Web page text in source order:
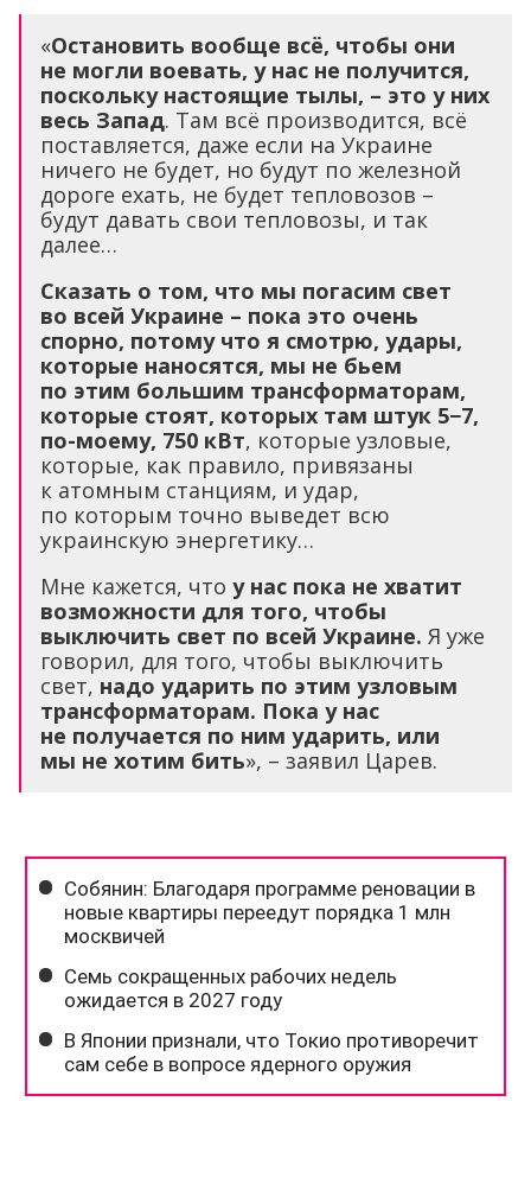
«Остановить вообще всё, чтобы они
не могли воевать, у нас не получится,
поскольку настоящие тылы, – это у них
весь Запад. Там всё производится, всё
поставляется, даже если на Украине
ничего не будет, но будут по железной
дороге ехать, не будет тепловозов –
будут давать свои тепловозы, и так
далее…
Сказать о том, что мы погасим свет
во всей Украине – пока это очень
спорно, потому что я смотрю, удары,
которые наносятся, мы не бьем
по этим большим трансформаторам,
которые стоят, которых там штук 5−7,
по-моему, 750 кВт, которые узловые,
которые, как правило, привязаны
к атомным станциям, и удар,
по которым точно выведет всю
украинскую энергетику…
Мне кажется, что у нас пока не хватит
возможности для того, чтобы
выключить свет по всей Украине. Я уже
говорил, для того, чтобы выключить
свет, надо ударить по этим узловым
трансформаторам. Пока у нас
не получается по ним ударить, или
мы не хотим бить», – заявил Царев.